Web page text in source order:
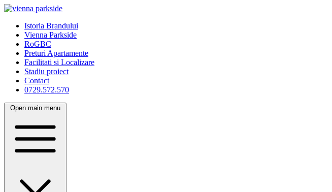
Istoria Brandului
Vienna Parkside
RoGBC
Preturi Apartamente
Facilitati si Localizare
Stadiu proiect
Contact
0729.572.570
Open main menu